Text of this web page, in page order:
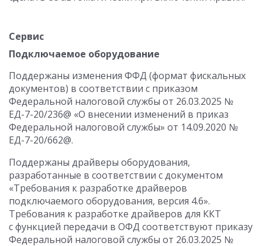
Сервис
Подключаемое оборудование
Поддержаны изменения ФФД (формат фискальных
документов) в соответствии с приказом
Федеральной налоговой службы от 26.03.2025 №
ЕД-7-20/236@ «О внесении изменений в приказ
Федеральной налоговой службы» от 14.09.2020 №
ЕД-7-20/662@.
Поддержаны драйверы оборудования,
разработанные в соответствии с документом
«Требования к разработке драйверов
подключаемого оборудования, версия 4.6».
Требования к разработке драйверов для ККТ
с функцией передачи в ОФД соответствуют приказу
Федеральной налоговой службы от 26.03.2025 №